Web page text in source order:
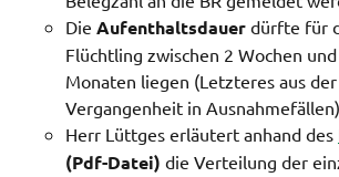
Die Aufenthaltsdauer dürfte für
Flüchtling zwischen 2 Wochen
Monaten liegen (Letzteres aus
Vergangenheit in
Herr Lüttges erläutert anhand des
(Pdf-Datei) die Verteilung der